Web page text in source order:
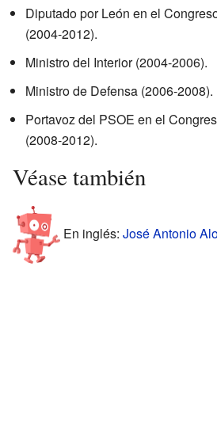
Diputado por León en el
(2004-2012).
Ministro del Interior (2004-2006).
Ministro de Defensa (2006-2008).
Portavoz del PSOE en el
(2008-2012).
Véase también
En inglés: José Antonio